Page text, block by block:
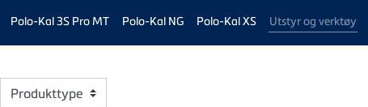
Polo-Kal 3S Pro MT Polo-Kal NG Polo-Kal XS Utstyr og verktøy
Produkttype